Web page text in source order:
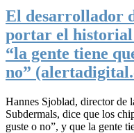
El desarrollador
portar el historial
“la gente tiene
no”
Hannes Sjoblad, director de
Subdermals, dice que los
guste o no”, y que la gente